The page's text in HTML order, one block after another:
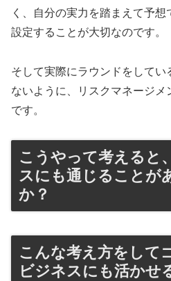
く、自分の実力を踏まえて予
設定することが大切なのです。
そして実際にラウンドをしてい
ないように、リスクマネージ
です。
こうやって考えると
スにも通じることが
か？
こんな考え方をして
ビジネスにも活かせ